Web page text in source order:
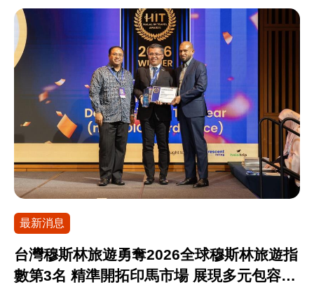
對觀光產業影響；透過觀光產業人才培育減少數位
落差；更具包容性及安全性的旅遊支付系統；跨部
會合作支持永續方案，積極融入國際社會，與
APEC其他經濟體共同營造更具活力、包容、韌性
與永續的亞太觀光圈未來，並與其他各經濟體相約
2028年第14屆觀光部長會議墨西哥見！ 註：2026
年亞太經濟合作會議（APEC）年度主題為「打造
繁榮共享的亞太社區」（Building an Asia-Pacific
Community to Prosper Together），設定「開放
（Openness）、創新（Innovation）、合作
（Cooperation）」三大核心優先領域，並藉由全年
各項高階會議討論強化產業與供應鏈韌性；推動結
構改革與數位轉型；促進經濟成長動力，以深化亞
太區域互聯互通及實現區域共榮共好。
答，引發現場民眾熱烈參與，成功掀起臺灣旅遊話
題風潮。 瞄準熊本直飛臺灣開航的熱門話題，第二
日的Roadshow活動特別移師熊本城HALL舉行。現
場特別加碼邀請九州知名旅遊網紅ナオヤ
（Naoya）、在地主流媒體「熊本リビング新聞
社」大談臺灣觀光魅力，以及日本知名鐵道攝影師
村上悠太與藝人齊藤雪乃分享台灣鐵道漫遊等2場講
座，鎖定首遊族及重遊客，展現獨特「台灣百
Ways」遊程。此外，熊本場更邀集台味美食餐車與
遊戲及集章換好禮活動，共送出超過1,000份臺灣精
美好禮，現場人氣爆棚。 交通部觀光署表示，隨著
桃園、高雄、台南、台中等機場直飛九州航班全面
園打造為沉浸式夜間地景美術館，驚豔全場目光！
本次活動透過五大燈區連結最具代表性的「女王
頭」與新世代地標「俏皮公主」，展開跨時空的跨
世代對話。展區從入口「潮汐藝廊」引領遊客走入
夏夜展場；仿真區「星潮光境」結合藝術共創，展
現仿真雙后的迷人面貌；俏皮公主區「公主的畫
室」以岩壁為巨型畫布，投影「雙后傳承」動畫光
雕秀，融合在地學童與藝術家的細膩筆觸，將自然
地景轉化為動人的色彩敘事；儷影湖區「儷影幻
頭區「女王的畫布」，透過藝術大師的創意筆觸，
勾勒女王跨越古今的獨特美學。 交通部觀光署鄭憶
萍副組長出席「野柳石光夜訪女王前夜祭活動」開
最新消息
台灣穆斯林旅遊勇奪2026全球穆斯林旅遊指
數第3名 精準開拓印馬市場 展現多元包容魅